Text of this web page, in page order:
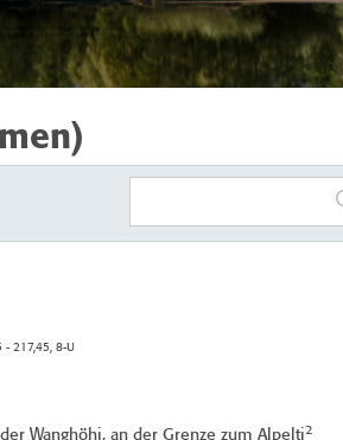
217,45, 8-U
Wanghöhi, an der Grenze zum Alpelti2